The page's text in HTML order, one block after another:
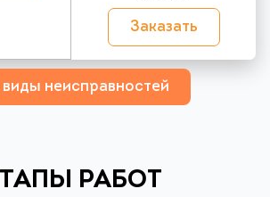
Заказать
виды неисправностей
РАБОТ